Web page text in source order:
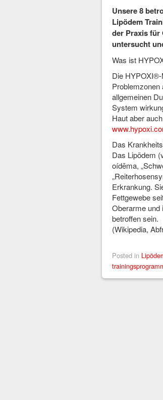
Unsere 8
Lipödem
der Praxis für
untersucht
Was ist
Die
Problemzonen
allgemeinen
System
Haut aber
Das
Das Lipödem
oídēma,
Erkrankung.
Fettgewebe
Oberarme und
betroffen sein.
(Wikipedia,
Posted in